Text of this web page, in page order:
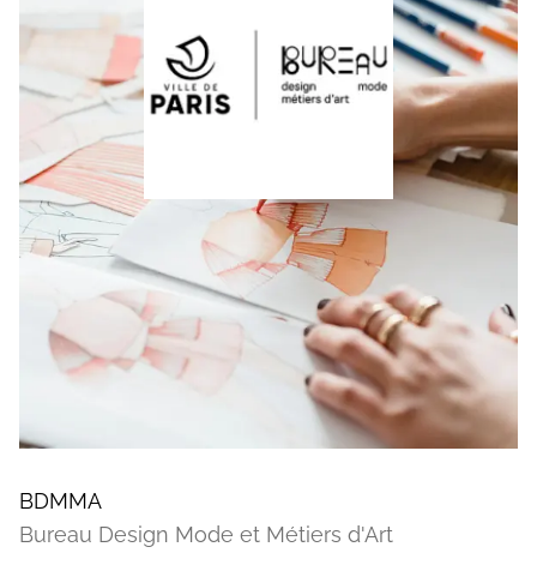
BDMMA
Bureau Design Mode et Métiers d'Art